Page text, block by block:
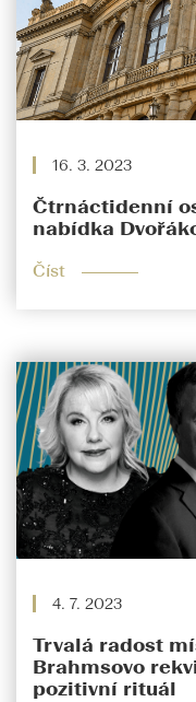
16. 3. 2023
Čtrnáctidenní
nabídka
Číst
4. 7. 2023
Trvalá radost
Brahmsovo
pozitivní rituál